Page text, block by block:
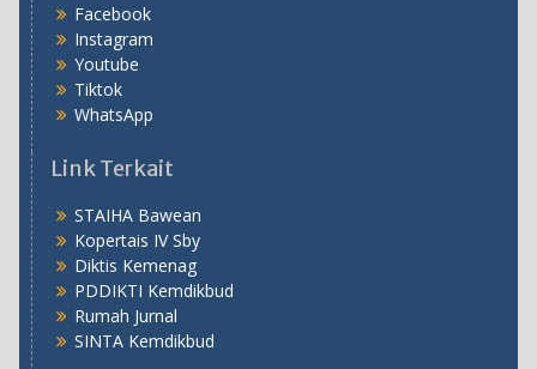
Facebook
Instagram
Youtube
Tiktok
WhatsApp
Link Terkait
STAIHA Bawean
Kopertais IV Sby
Diktis Kemenag
PDDIKTI Kemdikbud
Rumah Jurnal
SINTA Kemdikbud